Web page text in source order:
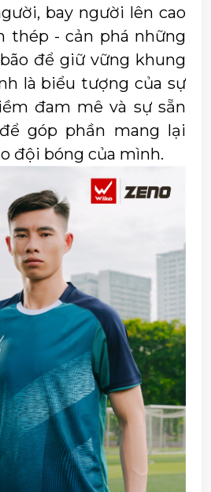
bay người lên cao
thép - cản phá những
để giữ vững khung
là biểu tượng của sự
đam mê và sự sẵn
góp phần mang lại
đội bóng của mình.